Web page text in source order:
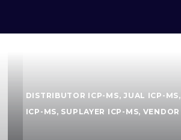
DISTRIBUTOR ICP-MS,JUAL ICP-MS,
ICP-MS, SUPLAYER ICP-MS,